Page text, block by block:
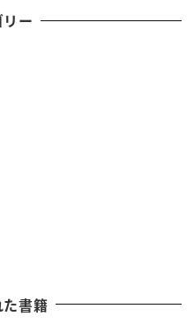
辦？
去
守吧」
小人」
ー
書籍